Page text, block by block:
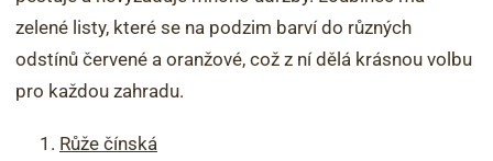
zelené listy, které se na podzim barví do různých
odstínů červené a oranžové, což z ní dělá krásnou volbu
pro každou zahradu.
Růže čínská